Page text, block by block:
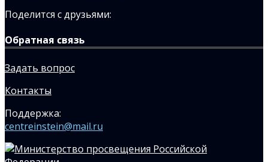
Поделится с друзьями:
Обратная связь
Задать вопрос
Контакты
Поддержка:
centreinstein@mail.ru